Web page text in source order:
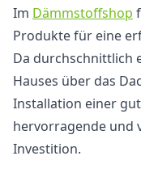
Im Dämmstoffshop
Produkte für eine
Da durchschnittlich
Hauses über das
Installation einer
hervorragende und
Investition.